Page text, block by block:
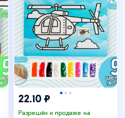
22.10 ₽
Разрешён к продаже на